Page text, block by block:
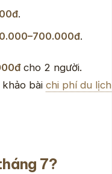
.
.
cho 2 người.
bài chi phí du lịch
7?